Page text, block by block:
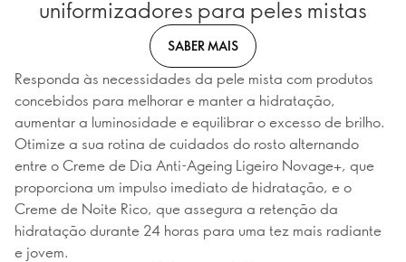
uniformizadores para peles mistas
SABER MAIS
Responda às necessidades da pele mista com produtos
concebidos para melhorar e manter a hidratação,
aumentar a luminosidade e equilibrar o excesso de brilho.
Otimize a sua rotina de cuidados do rosto alternando
entre o Creme de Dia Anti-Ageing Ligeiro Novage+, que
proporciona um impulso imediato de hidratação, e o
Creme de Noite Rico, que assegura a retenção da
hidratação durante 24 horas para uma tez mais radiante
e jovem.